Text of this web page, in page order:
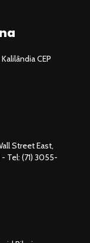
CEP
Street East,
- Tel: (71) 3055-